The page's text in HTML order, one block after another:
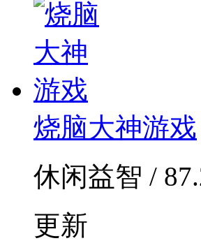
烧脑大神游戏
休闲益智 /
更新